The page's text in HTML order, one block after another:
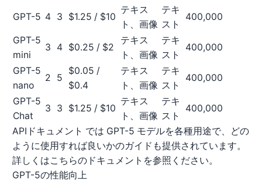
GPT-5 4 3 $1.25 / $10
テキス
ト、画像
テキ
スト
400,000
GPT-5
mini
3 4 $0.25 / $2
テキス
ト、画像
テキ
スト
400,000
GPT-5
nano
2 5
$0.05 /
$0.4
テキス
ト、画像
テキ
スト
400,000
GPT-5
Chat
3 3 $1.25 / $10
テキス
ト、画像
テキ
スト
400,000
APIドキュメント では GPT-5 モデルを各種用途で、どの
ように使用すれば良いかのガイドも提供されています。
詳しくはこちらのドキュメントを参照ください。
GPT-5の性能向上